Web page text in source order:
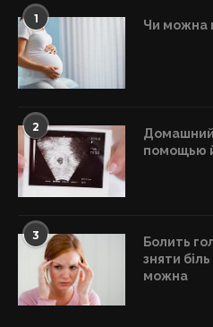
1 Чи можна
2
Домашний
помощью
3
Болить
зняти біль
можна